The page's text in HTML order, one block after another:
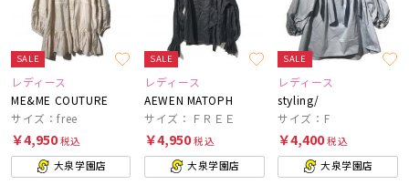
SALE
レディース
ME&ME COUTURE
サイズ：free
￥4,950税込
大泉学園店
SALE
レディース
AEWEN MATOPH
サイズ：ＦＲＥＥ
￥4,950税込
大泉学園店
SALE
レディース
styling/
サイズ：F
￥4,400税込
大泉学園店